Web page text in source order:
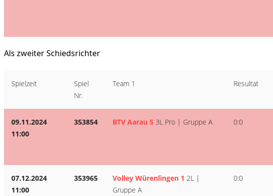
Als zweiter Schiedsrichter
Spielzeit
Spiel
Nr.
Team 1 Resultat
09.11.2024
11:00
353854 BTV Aarau 5 3L Pro | Gruppe A 0:0
07.12.2024
11:00
353965 Volley Würenlingen 1 2L |
Gruppe A
0:0